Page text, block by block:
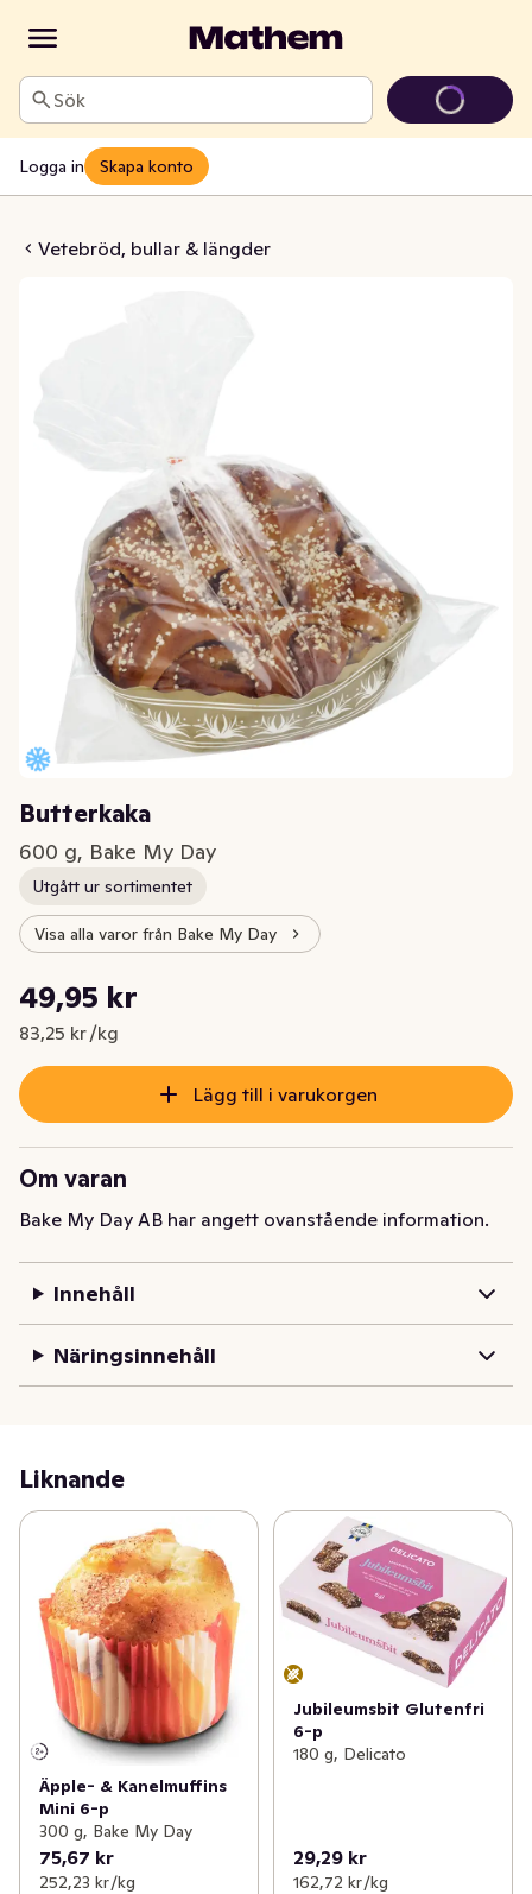
Sök
Logga in Skapa konto
Vetebröd, bullar & längder
Butterkaka
600 g, Bake My Day
Utgått ur sortimentet
Visa alla varor från Bake My Day
Nuvarande pris är: 49,95 kr
49,95 kr
83,25 kr /kg
Styckpris: 83,25 kr /kg
Lägg till i varukorgen
Om varan
Bake My Day AB har angett ovanstående information.
Innehåll
Näringsinnehåll
Liknande
Äpple- & Kanelmuffins
Mini 6-p
300 g, Bake My Day
75,67 kr
252,23 kr /kg
Jubileumsbit Glutenfri
6-p
180 g, Delicato
29,29 kr
162,72 kr /kg